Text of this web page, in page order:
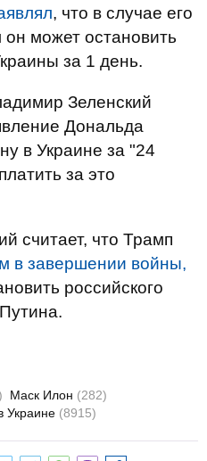
, что в случае его
может остановить
за 1 день.
Зеленский
Дональда
в Украине за "24
за это
считает, что Трамп
в завершении войны,
российского
Маск Илон (282)
Украине (8915)